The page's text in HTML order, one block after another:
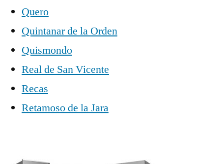
Quero
Quintanar de la Orden
Quismondo
Real de San Vicente
Recas
Retamoso de la Jara